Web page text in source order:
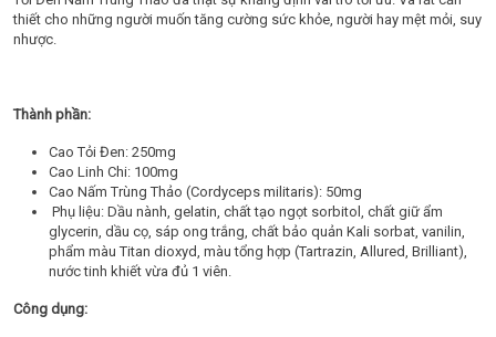
thiết cho những người muốn tăng cường sức khỏe, người hay mệt mỏi, suy
nhược.
Thành phần:
Cao Tỏi Đen: 250mg
Cao Linh Chi: 100mg
Cao Nấm Trùng Thảo (Cordyceps militaris): 50mg
Phụ liệu: Dầu nành, gelatin, chất tạo ngọt sorbitol, chất giữ ẩm
glycerin, dầu cọ, sáp ong trắng, chất bảo quản Kali sorbat, vanilin,
phẩm màu Titan dioxyd, màu tổng hợp (Tartrazin, Allured, Brilliant),
nước tinh khiết vừa đủ 1 viên.
Công dụng: